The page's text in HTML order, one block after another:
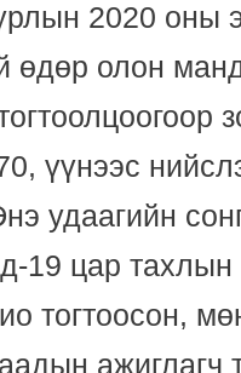
2020 оны
өдөр олон
үүнээс
удаагийн
19 цар
тогтоосон,
ажиглагч